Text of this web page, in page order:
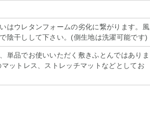
はウレタンフォームの劣化に繋がります。風
陰干しして下さい。(側生地は洗濯可能です)
単品でお使いいただく敷きふとんではありま
ットレス、ストレッチマットなどとしてお